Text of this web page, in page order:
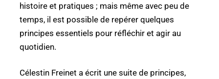
histoire et pratiques ; mais même avec peu de
temps, il est possible de repérer quelques
principes essentiels pour réfléchir et agir au
quotidien.
Célestin Freinet a écrit une suite de principes,